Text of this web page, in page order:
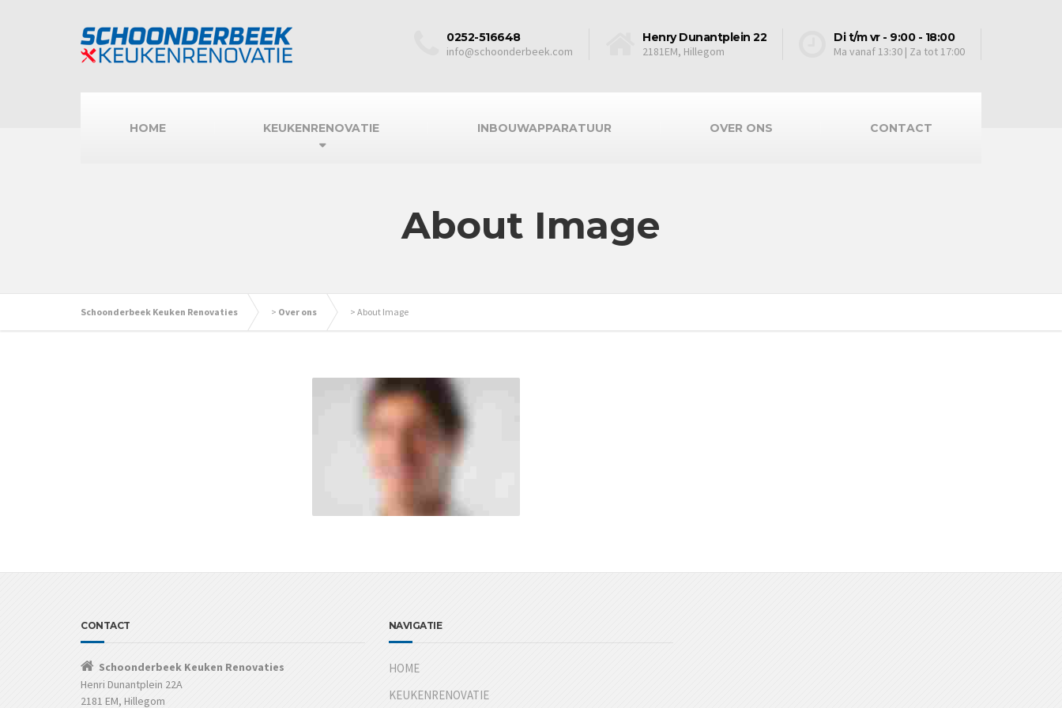
0252-516648
info@schoonderbeek.com
Henry Dunantplein 22
2181EM, Hillegom
Di t/m vr - 9:00 - 18:00
Ma vanaf 13:30 | Za tot 17:00
HOME KEUKENRENOVATIE INBOUWAPPARATUUR OVER ONS CONTACT
About Image
Schoonderbeek Keuken Renovaties > Over ons > About Image
CONTACT
Schoonderbeek Keuken Renovaties
Henri Dunantplein 22A
2181 EM, Hillegom
NAVIGATIE
HOME
KEUKENRENOVATIE